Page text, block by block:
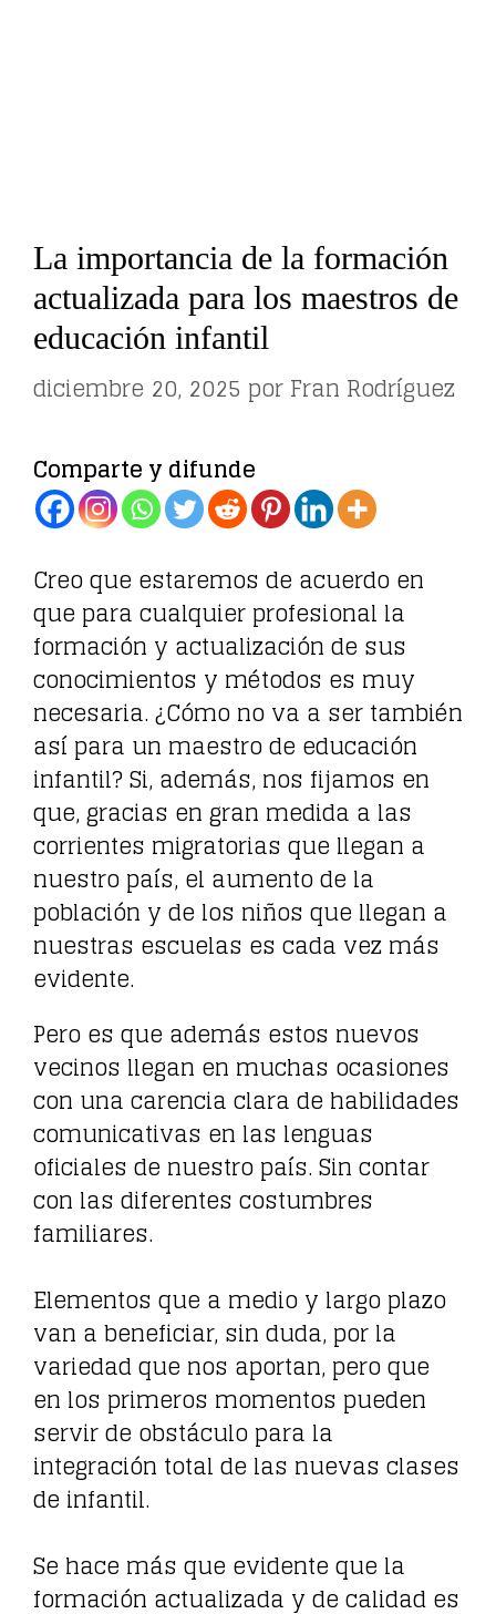
La importancia de la formación
actualizada para los maestros de
educación infantil
diciembre 20, 2025 porFran Rodríguez
Comparte y difunde
Creo que estaremos de acuerdo en
que para cualquier profesional la
formación y actualización de sus
conocimientos y métodos es muy
necesaria. ¿Cómo no va a ser también
así para un maestro de educación
infantil? Si, además, nos fijamos en
que, gracias en gran medida a las
corrientes migratorias que llegan a
nuestro país, el aumento de la
población y de los niños que llegan a
nuestras escuelas es cada vez más
evidente.
Pero es que además estos nuevos
vecinos llegan en muchas ocasiones
con una carencia clara de habilidades
comunicativas en las lenguas
oficiales de nuestro país. Sin contar
con las diferentes costumbres
familiares.
Elementos que a medio y largo plazo
van a beneficiar, sin duda, por la
variedad que nos aportan, pero que
en los primeros momentos pueden
servir de obstáculo para la
integración total de las nuevas clases
de infantil.
Se hace más que evidente que la
formación actualizada y de calidad es